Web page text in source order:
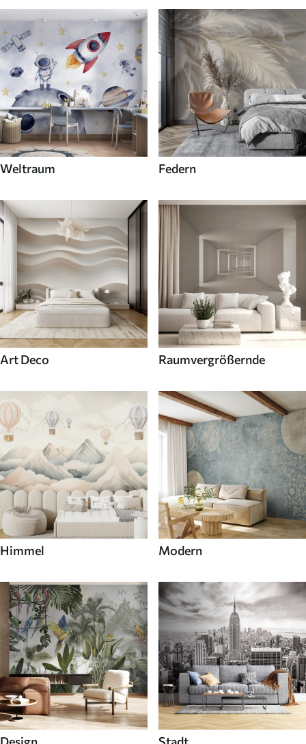
Weltraum Federn
Art Deco Raumvergrößernde
Himmel Modern